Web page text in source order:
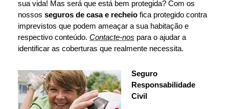
sua vida! Mas será que está bem protegida? Com os
nossos seguros de casa e recheio fica protegido contra
imprevistos que podem ameaçar a sua habitação e
respectivo conteúdo. Contacte-nos para o ajudar a
identificar as coberturas que realmente necessita.
Seguro
Responsabilidade
Civil